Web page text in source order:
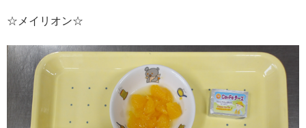
☆メイリオン☆